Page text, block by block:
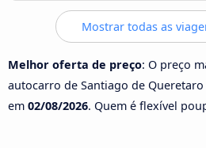
Mostrar todas as
Melhor oferta de preço: O preço
autocarro de Santiago de Queretaro
em 02/08/2026. Quem é flexível